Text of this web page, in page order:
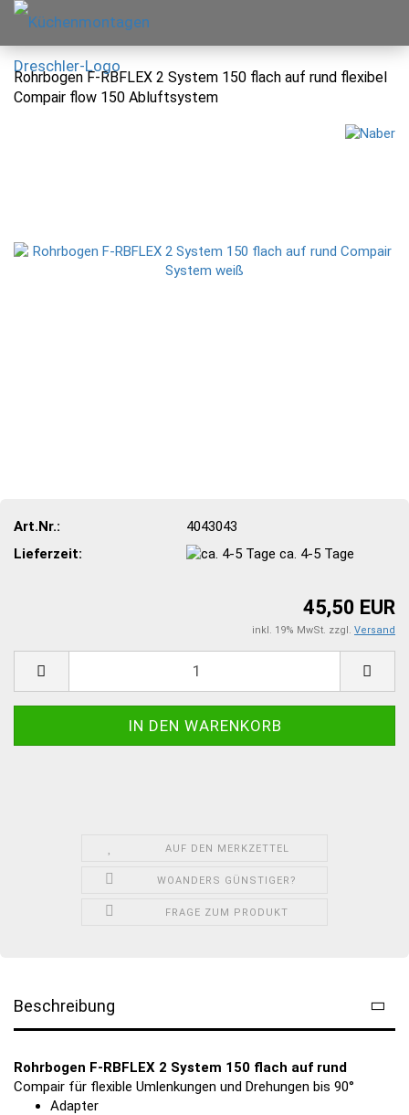
Rohrbogen F-RBFLEX 2 System 150 flach auf rund flexibel
Compair flow 150 Abluftsystem
Art.Nr.:
4043043
Lieferzeit:
ca. 4-5 Tage
45,50 EUR
inkl. 19% MwSt. zzgl. Versand
AUF DEN MERKZETTEL
WOANDERS GÜNSTIGER?
FRAGE ZUM PRODUKT
Beschreibung
Rohrbogen F-RBFLEX 2 System 150 flach auf rund
Compair für flexible Umlenkungen und Drehungen bis 90°
Adapter